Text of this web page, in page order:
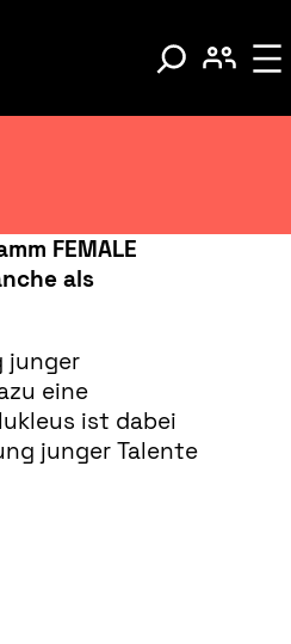
FEMALE
als
junger
eine
ist dabei
junger Talente